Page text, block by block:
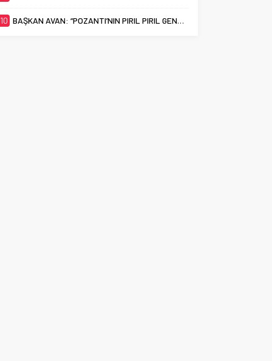
10 BAŞKAN AVAN: “POZANTI’NIN PIRIL PIRIL GENÇLERİ EN İYİ ÜNİVERSİTELERİ HAK EDİYOR”